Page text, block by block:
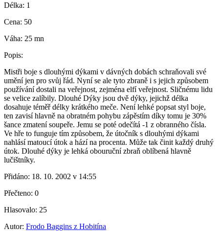
Délka: 1
Cena: 50
Váha: 25 mn
Popis:
Mistři boje s dlouhými dýkami v dávných dobách schraňovali své
umění jen pro svůj řád. Nyní se ale tyto zbraně i s jejich způsobem
používání dostali na veřejnost, zejména elfí veřejnost. Sličnému lidu
se velice zalíbily. Dlouhé Dýky jsou dvě dýky, jejichž délka
dosahuje téměř délky krátkého meče. Není lehké popsat styl boje,
ten zavisí hlavně na obratném pohybu zápěstím díky tomu je 30%
šance zmatení soupeře. Jemu se poté odečítá -1 z obranného čísla.
Ve hře to funguje tím způsobem, že útočník s dlouhými dýkami
nahlásí matoucí útok a hází na procenta. Může tak činit každý druhý
útok. Dlouhé dýky je lehká obouruční zbraň oblíbená hlavně
lučištníky.
Přidáno: 18. 10. 2002 v 14:55
Přečteno: 0
Hlasovalo: 25
Autor: Frodo Baggins z Hobitína